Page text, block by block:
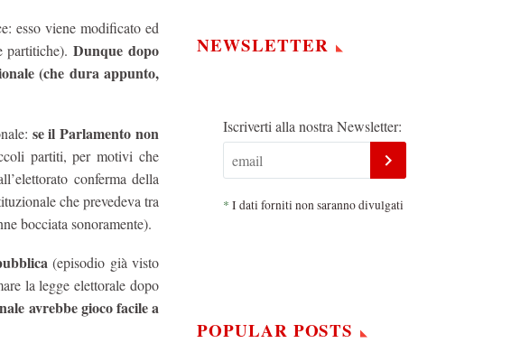
esso viene modificato ed
partitiche).Dunque dopo
(che dura appunto,
se il Parlamento non
partiti, per motivi che
conferma della
che prevedeva tra
bocciata sonoramente).
(episodio già visto
la legge elettorale dopo
avrebbe gioco facile a
NEWSLETTER
Iscriverti alla nostra Newsletter:
* I dati forniti non saranno divulgati
POPULAR POSTS